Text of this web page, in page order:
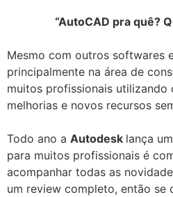
“AutoCAD pra quê?
Mesmo com outros softwares
principalmente na área de
muitos profissionais utilizando
melhorias e novos recursos
Todo ano a Autodesk lança
para muitos profissionais é
acompanhar todas as
um review completo, então se